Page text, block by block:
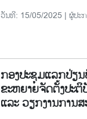
ວັນທີ: 15/05/2025 | ຜູ້ປະ
ກອງປະຊຸມແລກປ່ຽ
ຂະຫຍາຍຈັດຕັ້ງປະ
ແລະ ວຽກງານການ